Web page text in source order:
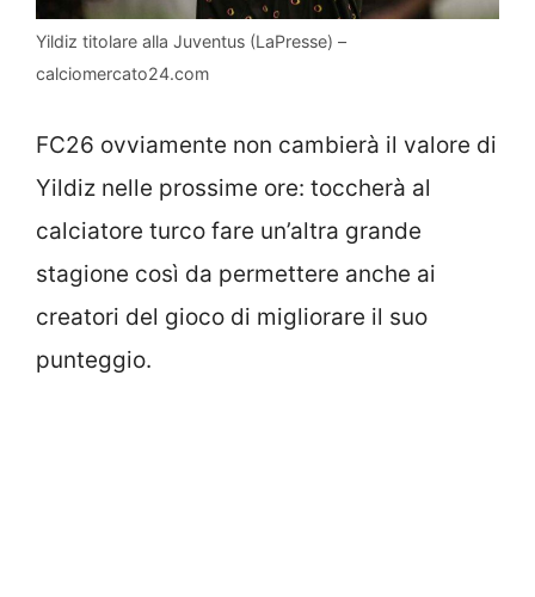
Yildiz titolare alla Juventus (LaPresse) –
calciomercato24.com
FC26 ovviamente non cambierà il valore di
Yildiz nelle prossime ore: toccherà al
calciatore turco fare un’altra grande
stagione così da permettere anche ai
creatori del gioco di migliorare il suo
punteggio.